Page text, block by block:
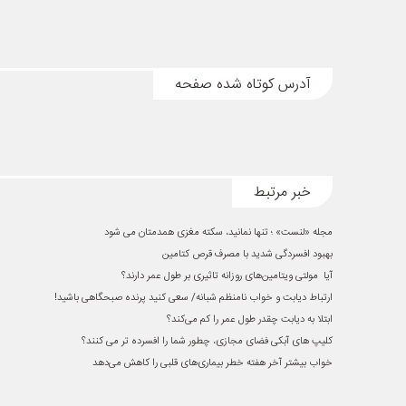
آدرس کوتاه شده صفحه
خبر مرتبط
مجله «لنست» ؛ تنها نمانید، سکته مغزی همدمتان می شود
بهبود افسردگی شدید با مصرف قرص کتامین
آیا مولتی ویتامین‌های روزانه تاثیری بر طول عمر دارند؟
ارتباط دیابت و خواب نامنظم شبانه/ سعی کنید پرنده صبحگاهی باشید!
ابتلا به دیابت چقدر طول عمر را کم می‌کند؟
کلیپ های آبکی فضای مجازی، چطور شما را افسرده تر می کنند؟
خواب بیشتر آخر هفته‌ خطر بیماری‌های قلبی را کاهش می‌دهد